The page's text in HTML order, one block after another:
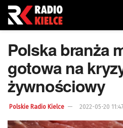
Polska branża
gotowa na
żywnościowy
Polskie Radio Kielce 2022-05-20 11:47